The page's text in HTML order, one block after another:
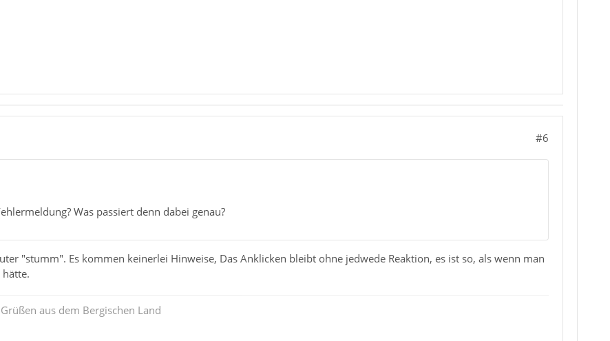
#6
Was passiert denn dabei genau?
"stumm". Es kommen keinerlei Hinweise, Das Anklicken bleibt ohne jedwede Reaktion, es ist so, als wenn man
aus dem Bergischen Land